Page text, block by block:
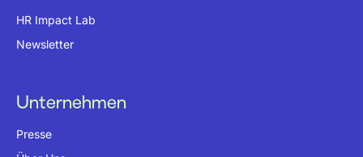
HR Impact Lab
Newsletter
Unternehmen
Presse